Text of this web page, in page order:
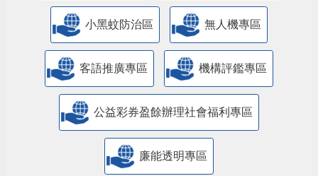
小黑蚊防治區 無人機專區
客語推廣專區 機構評鑑專區
公益彩券盈餘辦理社會福利專區
廉能透明專區